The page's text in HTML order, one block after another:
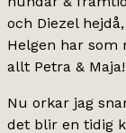
och Diezel
Helgen har
allt Petra &
Nu orkar jag
det blir en tidig